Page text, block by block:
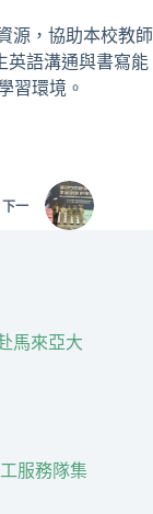
源，協助本校教師
英語溝通與書寫能
習環境。
下一
馬來亞大
服務隊集